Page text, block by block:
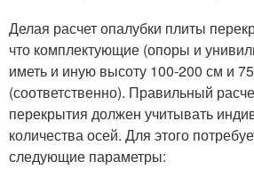
Делая расчет опалубки плиты
что комплектующие (опоры и
иметь и иную высоту 100-200 см и
(соответственно). Правильный
перекрытия должен учитывать
количества осей. Для этого
следующие параметры: